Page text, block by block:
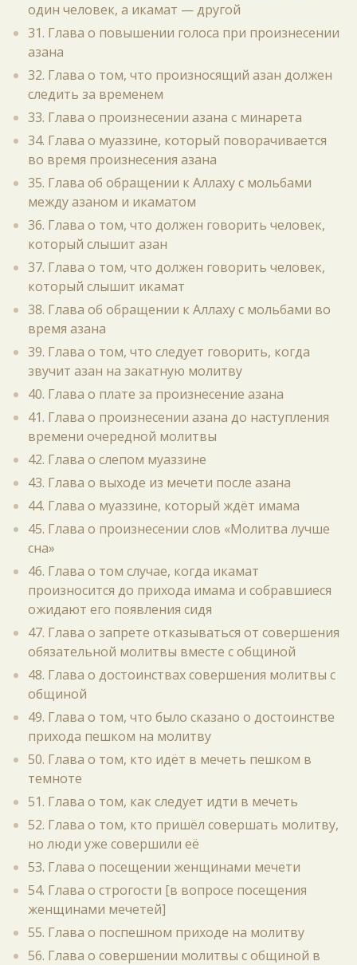
один человек, а икамат — другой
31. Глава о повышении голоса при произнесении
азана
32. Глава о том, что произносящий азан должен
следить за временем
33. Глава о произнесении азана с минарета
34. Глава о муаззине, который поворачивается
во время произнесения азана
35. Глава об обращении к Аллаху с мольбами
между азаном и икаматом
36. Глава о том, что должен говорить человек,
который слышит азан
37. Глава о том, что должен говорить человек,
который слышит икамат
38. Глава об обращении к Аллаху с мольбами во
время азана
39. Глава о том, что следует говорить, когда
звучит азан на закатную молитву
40. Глава о плате за произнесение азана
41. Глава о произнесении азана до наступления
времени очередной молитвы
42. Глава о слепом муаззине
43. Глава о выходе из мечети после азана
44. Глава о муаззине, который ждёт имама
45. Глава о произнесении слов «Молитва лучше
сна»
46. Глава о том случае, когда икамат
произносится до прихода имама и собравшиеся
ожидают его появления сидя
47. Глава о запрете отказываться от совершения
обязательной молитвы вместе с общиной
48. Глава о достоинствах совершения молитвы с
общиной
49. Глава о том, что было сказано о достоинстве
прихода пешком на молитву
50. Глава о том, кто идёт в мечеть пешком в
темноте
51. Глава о том, как следует идти в мечеть
52. Глава о том, кто пришёл совершать молитву,
но люди уже совершили её
53. Глава о посещении женщинами мечети
54. Глава о строгости [в вопросе посещения
женщинами мечетей]
55. Глава о поспешном приходе на молитву
56. Глава о совершении молитвы с общиной в